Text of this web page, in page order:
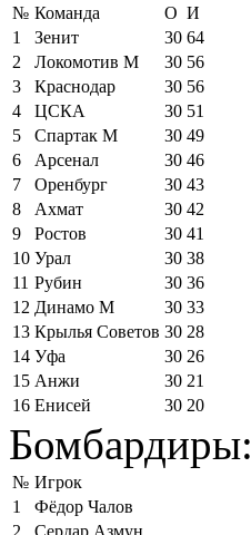
№ Команда О И
1
Зенит 30 64
2
Локомотив М 30 56
3
Краснодар 30 56
4
ЦСКА 30 51
5
Спартак М 30 49
6
Арсенал 30 46
7
Оренбург 30 43
8
Ахмат 30 42
9
Ростов 30 41
10 Урал 30 38
11 Рубин 30 36
12 Динамо М 30 33
13 Крылья Советов 30 28
14 Уфа 30 26
15 Анжи 30 21
16 Енисей 30 20
Бомбардиры:
№ Игрок
1
Фёдор Чалов
2
Сердар Азмун